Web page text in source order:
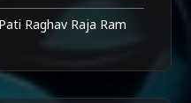
Raghav Raja Ram